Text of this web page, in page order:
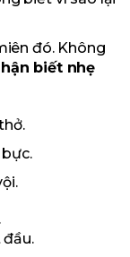
đó. Không
biết nhẹ
đầu.